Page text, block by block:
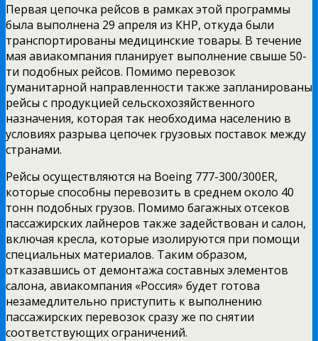
Первая цепочка рейсов в рамках этой программы
была выполнена 29 апреля из КНР, откуда были
транспортированы медицинские товары. В течение
мая авиакомпания планирует выполнение свыше 50-
ти подобных рейсов. Помимо перевозок
гуманитарной направленности также запланированы
рейсы с продукцией сельскохозяйственного
назначения, которая так необходима населению в
условиях разрыва цепочек грузовых поставок между
странами.
Рейсы осуществляются на Boeing 777-300/300ER,
которые способны перевозить в среднем около 40
тонн подобных грузов. Помимо багажных отсеков
пассажирских лайнеров также задействован и салон,
включая кресла, которые изолируются при помощи
специальных материалов. Таким образом,
отказавшись от демонтажа составных элементов
салона, авиакомпания «Россия» будет готова
незамедлительно приступить к выполнению
пассажирских перевозок сразу же по снятии
соответствующих ограничений.